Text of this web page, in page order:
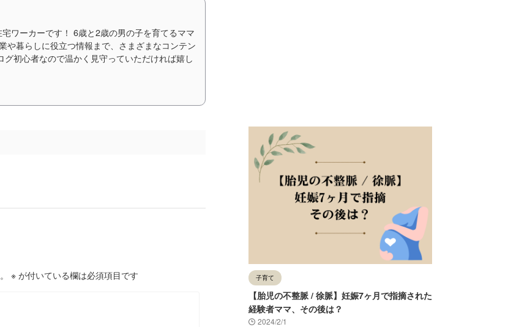
ワーカーです！ 6歳と2歳の男の子を育てるママ
や暮らしに役立つ情報まで、さまざまなコンテン
初心者なので温かく見守っていただければ嬉し
※ が付いている欄は必須項目です 子育て
【胎児の不整脈 / 徐脈】妊娠7ヶ月で指摘された
経験者ママ、その後は？
2024/2/1